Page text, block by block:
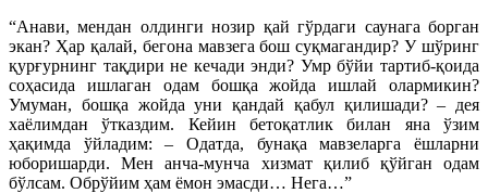
“Анави, мендан олдинги нозир қай гўрдаги саунага борган
экан? Ҳар қалай, бегона мавзега бош суқмагандир? У шўринг
қурғурнинг тақдири не кечади энди? Умр бўйи тартиб-қоида
соҳасида ишлаган одам бошқа жойда ишлай олармикин?
Умуман, бошқа жойда уни қандай қабул қилишади? – дея
хаёлимдан ўтказдим. Кейин бетоқатлик билан яна ўзим
ҳақимда ўйладим: – Одатда, бунақа мавзеларга ёшларни
юборишарди. Мен анча-мунча хизмат қилиб қўйган одам
бўлсам. Обрўйим ҳам ёмон эмасди… Нега…”